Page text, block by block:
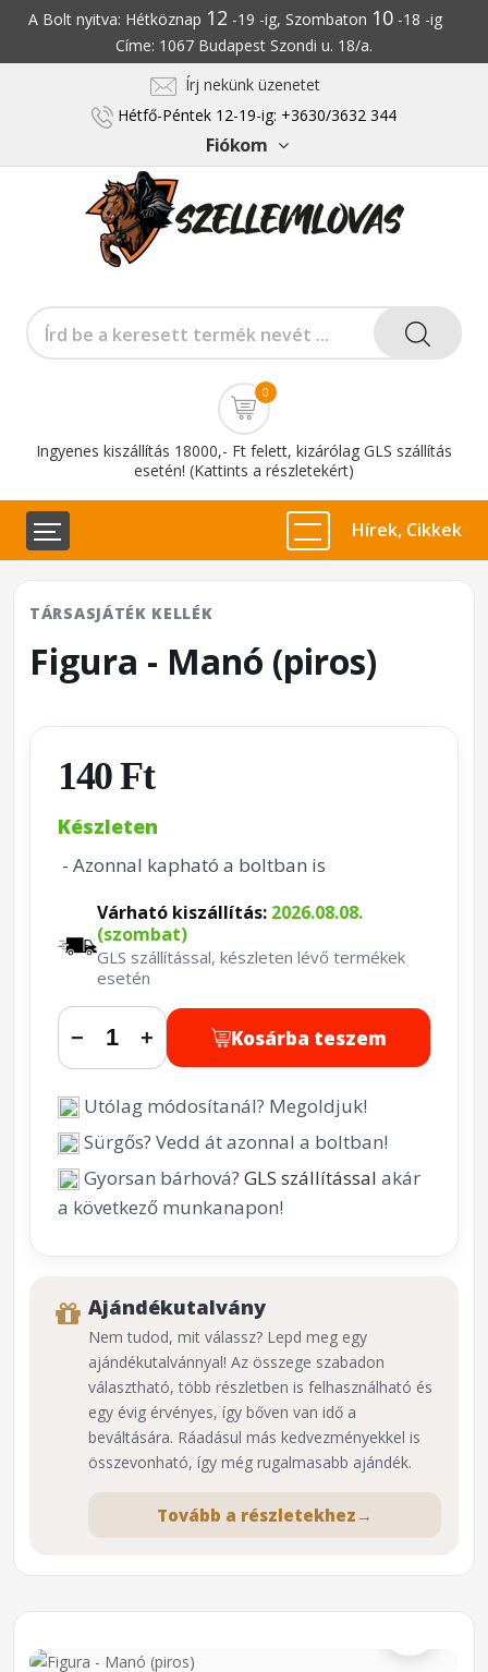
A Bolt nyitva: Hétköznap 12 -19 -ig, Szombaton 10-18 -ig
Címe: 1067 Budapest Szondi u. 18/a.
Írj nekünk üzenetet
Hétfő-Péntek 12-19-ig: +3630/3632 344
Fiókom
0
Ingyenes kiszállítás 18000,- Ft felett, kizárólag GLS szállítás
esetén! (Kattints a részletekért)
Hírek, Cikkek
⌕
TÁRSASJÁTÉK KELLÉK
Figura - Manó (piros)
140 Ft
Készleten
- Azonnal kapható a boltban is
Várható kiszállítás: 2026.08.08.
(szombat)
GLS szállítással, készleten lévő termékek
esetén
− + Kosárba teszem
Utólag módosítanál? Megoldjuk!
Sürgős? Vedd át azonnal a boltban!
Gyorsan bárhová? GLS szállítással akár
a következő munkanapon!
Ajándékutalvány
Nem tudod, mit válassz? Lepd meg egy
ajándékutalvánnyal! Az összege szabadon
választható, több részletben is felhasználható és
egy évig érvényes, így bőven van idő a
beváltására. Ráadásul más kedvezményekkel is
összevonható, így még rugalmasabb ajándék.
Tovább a részletekhez →